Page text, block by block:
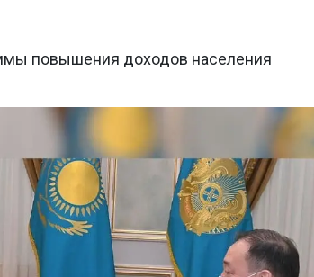
повышения доходов населения